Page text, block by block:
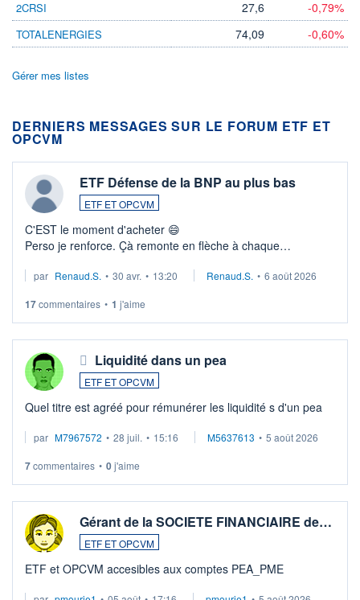
2CRSI 27,6 -0,79%
TOTALENERGIES 74,09 -0,60%
Gérer mes listes
DERNIERS MESSAGES SUR LE FORUM ETF ET
OPCVM
ETF Défense de la BNP au plus bas
ETF ET OPCVM
C'EST le moment d'acheter 😄​
Perso je renforce. Çà remonte en flèche à chaque
Investissement long terme tip top pour sa retraite.
par Renaud.S. • 30 avr. • 13:20 Renaud.S. • 6 août 2026
17commentaires • 1 j'aime
Liquidité dans un pea
ETF ET OPCVM
Quel titre est agréé pour rémunérer les liquidité s d'un pea
par M7967572 • 28 juil. • 15:16 M5637613 • 5 août 2026
7commentaires • 0j'aime
Gérant de la SOCIETE FINANCIAIRE de…
ETF ET OPCVM
ETF et OPCVM accesibles aux comptes PEA_PME